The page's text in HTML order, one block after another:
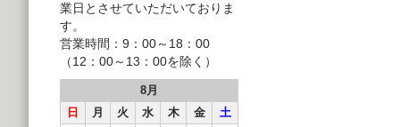
業日とさせていただいておりま
す。
営業時間：9：00～18：00
（12：00～13：00を除く）
8月
日
月 火 水 木 金
土